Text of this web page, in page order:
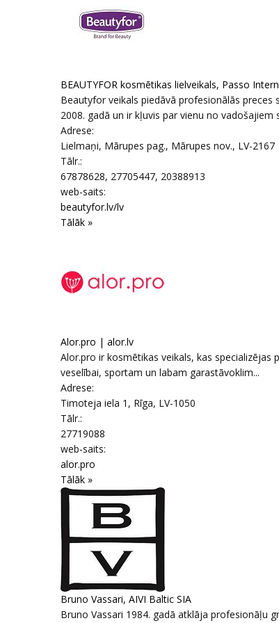
BEAUTYFOR kosmētikas lielveikals, Passo
Beautyfor veikals piedāvā profesionālās
2008. gadā un ir kļuvis par vienu no
Adrese:
Lielmaņi, Mārupes pag., Mārupes nov., LV-2167
Tālr.:
67878628, 27705447, 20388913
web-saits:
beautyfor.lv/lv
Tālāk »
Alor.pro | alor.lv
Alor.pro ir kosmētikas veikals, kas
veselībai, sportam un labam garastāvoklim...
Adrese:
Timoteja iela 1 , Rīga, LV-1050
Tālr.:
27719088
web-saits:
alor.pro
Tālāk »
Bruno Vassari, AIVI Baltic SIA
Bruno Vassari 1984. gadā atklāja profesionāļu